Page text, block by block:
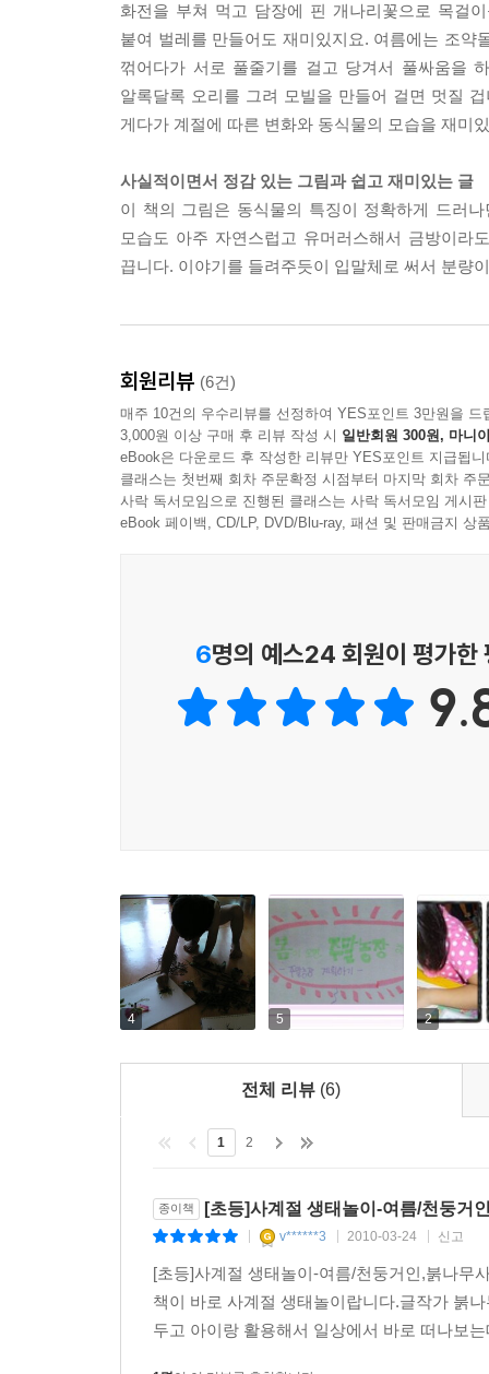
화전을 부쳐 먹고 담장에 핀 개나리꽃으로 목걸
붙여 벌레를 만들어도 재미있지요. 여름에는 조
꺾어다가 서로 풀줄기를 걸고 당겨서 풀싸움을
알록달록 오리를 그려 모빌을 만들어 걸면 멋질
게다가 계절에 따른 변화와 동식물의 모습을 재미
사실적이면서 정감 있는 그림과 쉽고 재미있는 글
이 책의 그림은 동식물의 특징이 정확하게 드러
모습도 아주 자연스럽고 유머러스해서 금방이
끕니다. 이야기를 들려주듯이 입말체로 써서 분량
회원리뷰 (6건)
매주 10건의 우수리뷰를 선정하여 YES포인트 3만원을 드
3,000원 이상 구매 후 리뷰 작성 시 일반회원 300원, 마니
eBook은 다운로드 후 작성한 리뷰만 YES포인트 지급됩니
클래스는 첫번째 회차 주문확정 시점부터 마지막 회차 주
사락 독서모임으로 진행된 클래스는 사락 독서모임 게시
eBook 페이백, CD/LP, DVD/Blu-ray, 패션 및 판매금지 상
6명의 예스24 회원이 평가한
4 5 2
전체 리뷰 (6)
1 2
종이책 [초등]사계절 생태놀이-여름/천둥거
v******3 2010-03-24 신고
[초등]사계절 생태놀이-여름/천둥거인,붉나무
책이 바로 사계절 생태놀이랍니다.글작가 붉
두고 아이랑 활용해서 일상에서 바로 떠나보